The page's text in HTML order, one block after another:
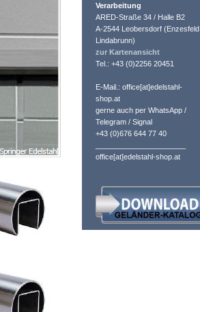
Verarbeitung
ARED-Straße 34 / Halle B2
A-2544 Leobersdorf (Enzesfeld
Lindabrunn)
zur Kartenansicht
Tel.: +43 (0)2256 20451
E-Mail.: office[at]edelstahl-
shop.at
gerne auch per WhatsApp /
Telegram / Signal
+43 (0)676 644 77 40
office[at]edelstahl-shop.at